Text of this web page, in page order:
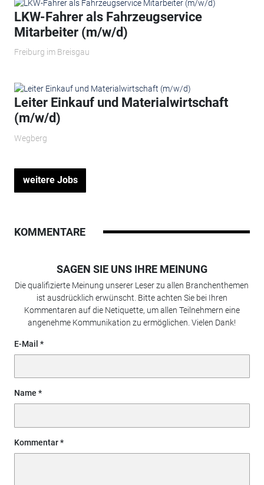
LKW-Fahrer als Fahrzeugservice
Mitarbeiter (m/w/d)
Freiburg im Breisgau
Leiter Einkauf und Materialwirtschaft
(m/w/d)
Wegberg
weitere Jobs
KOMMENTARE
SAGEN SIE UNS IHRE MEINUNG
Die qualifizierte Meinung unserer Leser zu allen Branchenthemen
ist ausdrücklich erwünscht. Bitte achten Sie bei Ihren
Kommentaren auf die Netiquette, um allen Teilnehmern eine
angenehme Kommunikation zu ermöglichen. Vielen Dank!
E-Mail
Name
Kommentar